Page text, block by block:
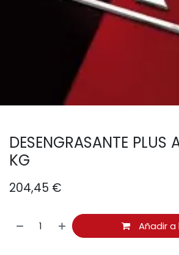
DESENGRASANTE PLUS
KG
204,45 €
Añadir